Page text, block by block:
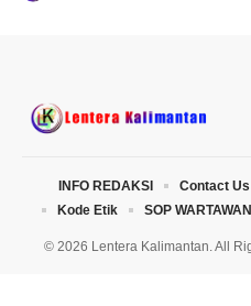
© 2026 Lentera Kalimantan. All
INFO REDAKSI Contact Us
Kode Etik
SOP WARTAWAN